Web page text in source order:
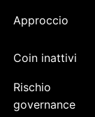
Approccio
Coin inattivi
Rischio
governance